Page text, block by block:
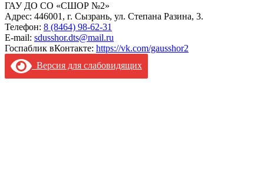
ГАУ ДО СО «СШОР №2»
Адрес: 446001, г. Сызрань, ул. Степана Разина, 3.
Телефон: 8 (8464) 98-62-31
E-mail: sdusshor.dts@mail.ru
Госпаблик вКонтакте: https://vk.com/gausshor2
Версия для слабовидящих